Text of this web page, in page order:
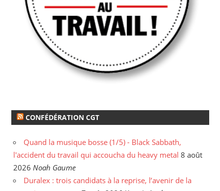
CONFÉDÉRATION CGT
Quand la musique bosse (1/5) - Black Sabbath,
l'accident du travail qui accoucha du heavy metal 8 août
2026 Noah Gaume
Duralex : trois candidats à la reprise, l’avenir de la